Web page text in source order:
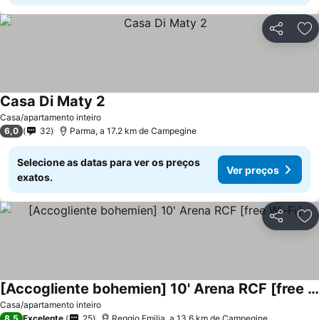
Partilhar
Casa/apartamento inteiro
Casa Di Maty 2
6,0 32 Parma, a 17.2 km de Campegine
Selecione as datas para ver os preços
exatos.
Ver preços
Partilhar
Casa/apartamento inteiro
[Accogliente bohemien] 10' Arena RCF [free Wi-Fi]